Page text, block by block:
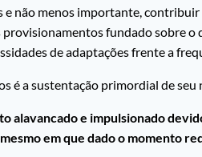
e não menos importante,
fundado sobre o
de adaptações frente a
é a sustentação primordial de seu
alavancado e impulsionado
em que dado o momento